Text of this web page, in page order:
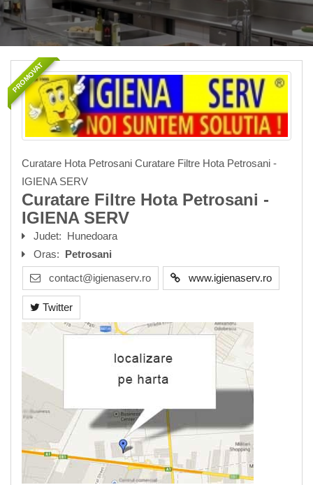
PROMOVAT
Curatare Hota Petrosani Curatare Filtre Hota Petrosani -
IGIENA SERV
Curatare Filtre Hota Petrosani -
IGIENA SERV
Judet: Hunedoara
Oras: Petrosani
contact@igienaserv.ro
www.igienaserv.ro
Twitter